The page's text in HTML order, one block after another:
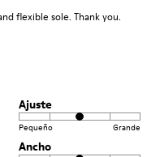
flexible sole. Thank you.
Ajuste
Pequeño Grande
Ancho